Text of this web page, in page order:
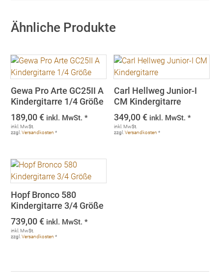
Ähnliche Produkte
Gewa Pro Arte GC25II A
Kindergitarre 1/4 Größe
189,00€ inkl. MwSt. *
inkl. MwSt.
zzgl.Versandkosten *
Carl Hellweg Junior-I
CM Kindergitarre
349,00€ inkl. MwSt. *
inkl. MwSt.
zzgl.Versandkosten *
Hopf Bronco 580
Kindergitarre 3/4 Größe
739,00€ inkl. MwSt. *
inkl. MwSt.
zzgl.Versandkosten *